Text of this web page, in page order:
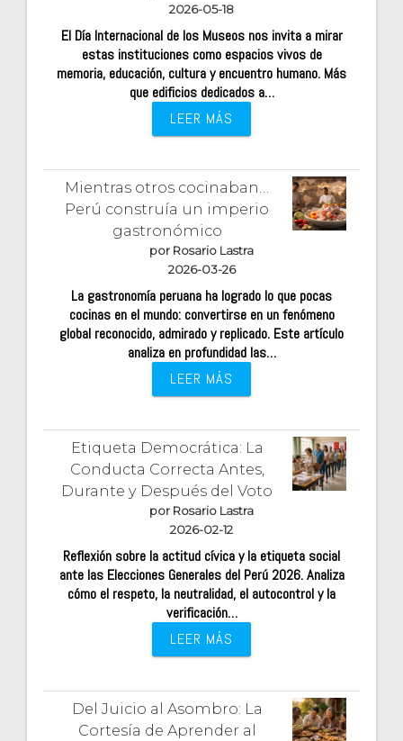
2026-05-18
El Día Internacional de los Museos nos invita a mirar
estas instituciones como espacios vivos de
memoria, educación, cultura y encuentro humano. Más
que edificios dedicados a…
LEER MÁS
Mientras otros cocinaban…
Perú construía un imperio
gastronómico
por Rosario Lastra
2026-03-26
La gastronomía peruana ha logrado lo que pocas
cocinas en el mundo: convertirse en un fenómeno
global reconocido, admirado y replicado. Este artículo
analiza en profundidad las…
LEER MÁS
Etiqueta Democrática: La
Conducta Correcta Antes,
Durante y Después del Voto
por Rosario Lastra
2026-02-12
Reflexión sobre la actitud cívica y la etiqueta social
ante las Elecciones Generales del Perú 2026. Analiza
cómo el respeto, la neutralidad, el autocontrol y la
verificación…
LEER MÁS
Del Juicio al Asombro: La
Cortesía de Aprender al